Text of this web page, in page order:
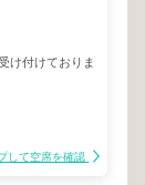
け付けておりま
して空席を確認